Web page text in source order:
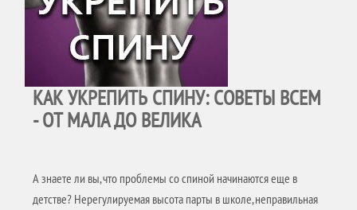
КАК УКРЕПИТЬ СПИНУ: СОВЕТЫ ВСЕМ
- ОТ МАЛА ДО ВЕЛИКА
А знаете ли вы, что проблемы со спиной начинаются еще в
детстве? Нерегулируемая высота парты в школе, неправильная